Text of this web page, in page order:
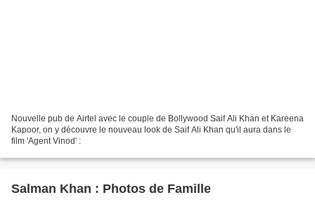
Nouvelle pub de Airtel avec le couple de Bollywood Saif Ali Khan et Kareena
Kapoor, on y découvre le nouveau look de Saif Ali Khan qu'il aura dans le
film 'Agent Vinod' :
Salman Khan : Photos de Famille